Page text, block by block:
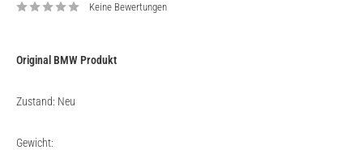
Keine Bewertungen
Original BMW Produkt
Zustand: Neu
Gewicht: